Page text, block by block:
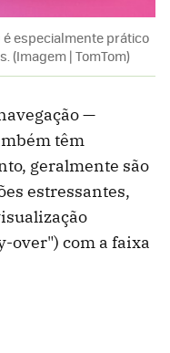
é especialmente prático
(Imagem | TomTom)
—
têm
geralmente são
estressantes,
over") com a faixa